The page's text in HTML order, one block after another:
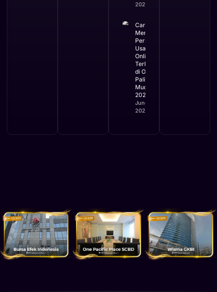
2026
Cara
Mengurus
Perizinan
Usaha
Online
Terbaru
di OSS
Paling
Mudah
2026
June 2,
2026